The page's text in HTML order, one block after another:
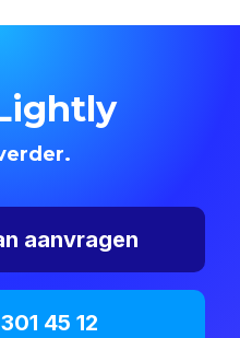
aanvragen
45 12